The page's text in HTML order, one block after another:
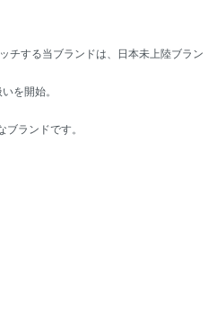
チする当ブランドは、日本未上陸ブラン
を開始。
ランドです。